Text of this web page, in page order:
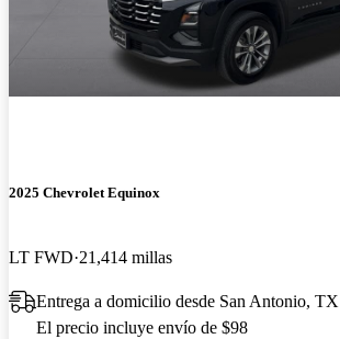
2025 Chevrolet Equinox
LT FWD 21,414 millas
Entrega a domicilio desde San Antonio, TX
El precio incluye envío de $98